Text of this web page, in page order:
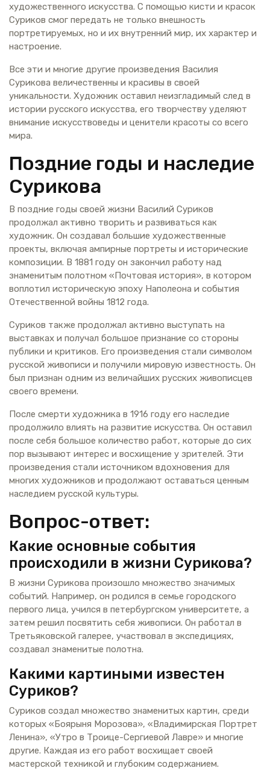
художественного искусства. С помощью кисти и красок
Суриков смог передать не только внешность
портретируемых, но и их внутренний мир, их характер и
настроение.
Все эти и многие другие произведения Василия
Сурикова величественны и красивы в своей
уникальности. Художник оставил неизгладимый след в
истории русского искусства, его творчеству уделяют
внимание искусствоведы и ценители красоты со всего
мира.
Поздние годы и наследие
Сурикова
В поздние годы своей жизни Василий Суриков
продолжал активно творить и развиваться как
художник. Он создавал большие художественные
проекты, включая ампирные портреты и исторические
композиции. В 1881 году он закончил работу над
знаменитым полотном «Почтовая история», в котором
воплотил историческую эпоху Наполеона и события
Отечественной войны 1812 года.
Суриков также продолжал активно выступать на
выставках и получал большое признание со стороны
публики и критиков. Его произведения стали символом
русской живописи и получили мировую известность. Он
был признан одним из величайших русских живописцев
своего времени.
После смерти художника в 1916 году его наследие
продолжило влиять на развитие искусства. Он оставил
после себя большое количество работ, которые до сих
пор вызывают интерес и восхищение у зрителей. Эти
произведения стали источником вдохновения для
многих художников и продолжают оставаться ценным
наследием русской культуры.
Вопрос-ответ:
Какие основные события
происходили в жизни Сурикова?
В жизни Сурикова произошло множество значимых
событий. Например, он родился в семье городского
первого лица, учился в петербургском университете, а
затем решил посвятить себя живописи. Он работал в
Третьяковской галерее, участвовал в экспедициях,
создавал знаменитые полотна.
Какими картиными известен
Суриков?
Суриков создал множество знаменитых картин, среди
которых «Боярыня Морозова», «Владимирская Портрет
Ленина», «Утро в Троице-Сергиевой Лавре» и многие
другие. Каждая из его работ восхищает своей
мастерской техникой и глубоким содержанием.